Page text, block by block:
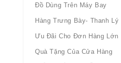
Đồ Dùng Trên Máy Bay
Hàng Trưng Bày- Thanh Lý
Ưu Đãi Cho Đơn Hàng Lớn
Quà Tặng Của Cửa Hàng